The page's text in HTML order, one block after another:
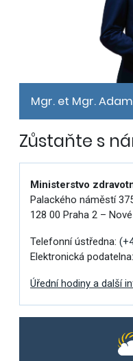
Mgr. et Mgr.
Zůstaňte s
Ministerstvo
Palackého náměstí
128 00 Praha 2 –
Telefonní ústředna:
Elektronická podatelna:
Úřední hodiny a další